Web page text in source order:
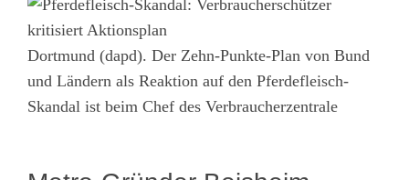
Dortmund (dapd). Der Zehn-Punkte-Plan von Bund
und Ländern als Reaktion auf den Pferdefleisch-
Skandal ist beim Chef des Verbraucherzentrale